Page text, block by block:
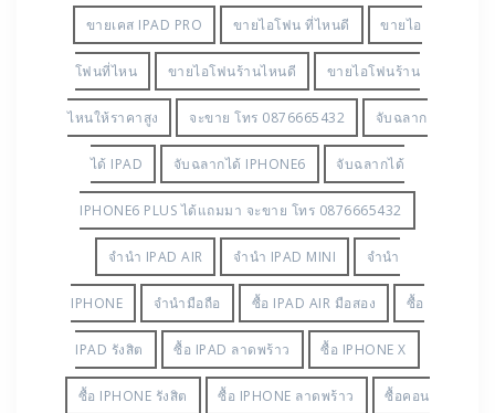
ขายเคส IPAD PRO ขายไอโฟน ที่ไหนดี ขายไอ
โฟนที่ไหน ขายไอโฟนร้านไหนดี ขายไอโฟนร้าน
ไหนให้ราคาสูง จะขาย โทร 0876665432 จับฉลาก
ได้ IPAD จับฉลากได้ IPHONE6 จับฉลากได้
IPHONE6 PLUS ได้แถมมา จะขาย โทร 0876665432
จำนำ IPAD AIR จำนำ IPAD MINI จำนำ
IPHONE จำนำมือถือ ซื้อ IPAD AIR มือสอง ซื้อ
IPAD รังสิต ซื้อ IPAD ลาดพร้าว ซื้อ IPHONE X
ซื้อ IPHONE รังสิต ซื้อ IPHONE ลาดพร้าว ซื้อคอน